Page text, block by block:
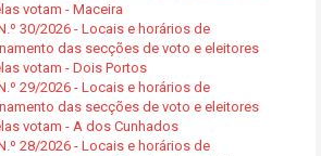
votam - Maceira
30/2026 - Locais e horários de
das secções de voto e eleitores
votam - Dois Portos
29/2026 - Locais e horários de
das secções de voto e eleitores
votam - A dos Cunhados
28/2026 - Locais e horários de